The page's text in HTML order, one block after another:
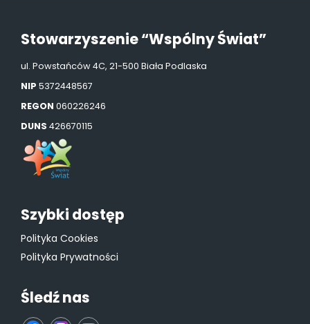
Stowarzyszenie “Wspólny Świat”
ul. Powstańców 4C, 21-500 Biała Podlaska
NIP 5372448567
REGON 060226246
DUNS 426670115
Szybki dostęp
Polityka Cookies
Polityka Prywatności
Śledź nas